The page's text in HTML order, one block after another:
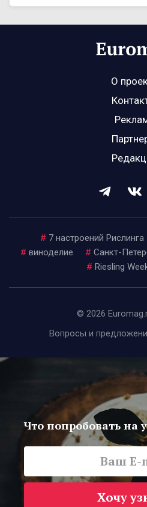
О
# 7 настроений Рислинга
# виноделие # Санкт-
# Riesling
© 2026
Вопросы и
Что попробовать на
Хочу